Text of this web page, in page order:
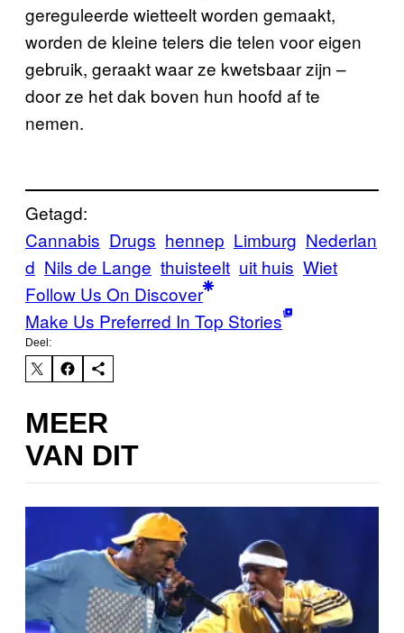
gereguleerde wietteelt worden gemaakt,
worden de kleine telers die telen voor eigen
gebruik, geraakt waar ze kwetsbaar zijn –
door ze het dak boven hun hoofd af te
nemen.
Getagd:
Cannabis Drugs hennep Limburg Nederlan
d Nils de Lange thuisteelt uit huis Wiet
Follow Us On Discover
Make Us Preferred In Top Stories
Deel:
MEER
VAN DIT